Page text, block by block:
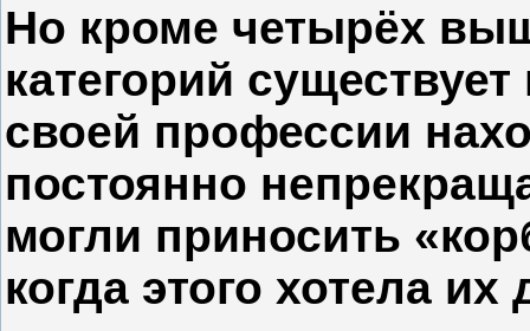
Но кроме четырёх
категорий
своей профессии
постоянно
могли приносить
когда этого хотела их